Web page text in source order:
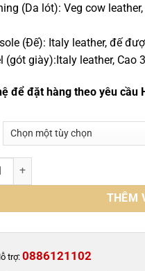
(Da lót): Veg cow
(Đế): Italy leather, đế
(gót giày):Italy leather, Cao
để đặt hàng theo yêu cầu
da cá sấu nile - Goodyear
THÊM
trợ:0886121102